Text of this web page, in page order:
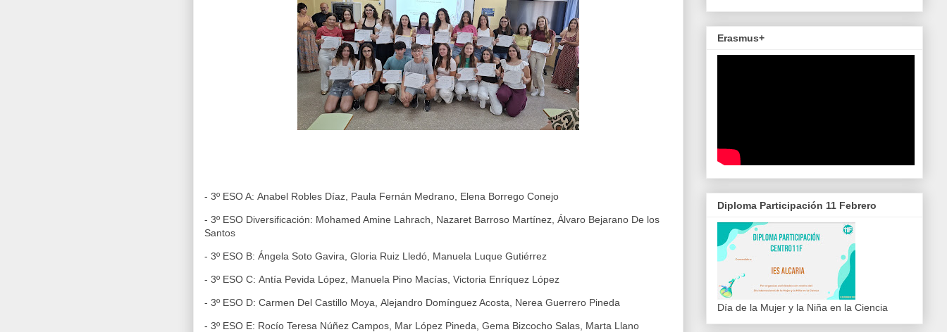
- 3º ESO A: Anabel Robles Díaz, Paula Fernán Medrano, Elena Borrego Conejo
- 3º ESO Diversificación: Mohamed Amine Lahrach, Nazaret Barroso Martínez, Álvaro Bejarano De los
Santos
- 3º ESO B: Ángela Soto Gavira, Gloria Ruiz Lledó, Manuela Luque Gutiérrez
- 3º ESO C: Antía Pevida López, Manuela Pino Macías, Victoria Enríquez López
- 3º ESO D: Carmen Del Castillo Moya, Alejandro Domínguez Acosta, Nerea Guerrero Pineda
- 3º ESO E: Rocío Teresa Núñez Campos, Mar López Pineda, Gema Bizcocho Salas, Marta Llano
Erasmus+
Diploma Participación 11 Febrero
Día de la Mujer y la Niña en la Ciencia